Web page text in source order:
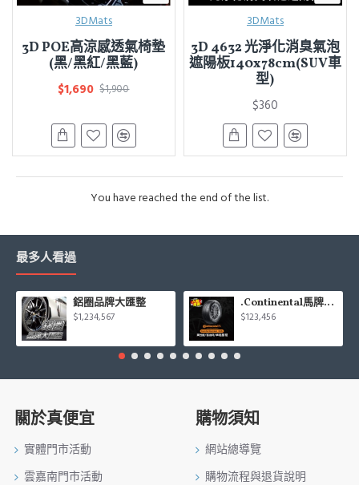
3DMats
3D POE高涼感透氣椅墊
(黑/黑紅/黑藍)
$1,690 $1,900
3DMats
3D 4632 光淨化消臭氣泡
遮陽板140x78cm(SUV車
型)
$360
You have reached the end of the list.
最多人看過
鋁圈品牌大匯整
$1,234,567
.Continental馬牌CCK輪胎特價專區
$123,456
關於真便宜
實體門市活動
雲嘉南門市活動
購物須知
網站總導覽
購物流程與退貨說明